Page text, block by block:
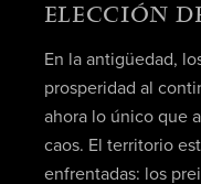
ELECCIÓN
En la antigüedad,
prosperidad al
ahora lo único que
caos. El territorio
enfrentadas: los